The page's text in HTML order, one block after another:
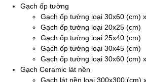
Gạch ốp tường
Gạch ốp tường loại 30x60 (cm)
Gạch ốp tường loại 20x25 (cm)
Gạch ốp tường loại 25x40 (cm)
Gạch ốp tường loại 30x45 (cm)
Gạch ốp tường loại 30x60 (cm)
Gạch Ceramic lát nền
Gạch lát nền loại 300x300 (cm)